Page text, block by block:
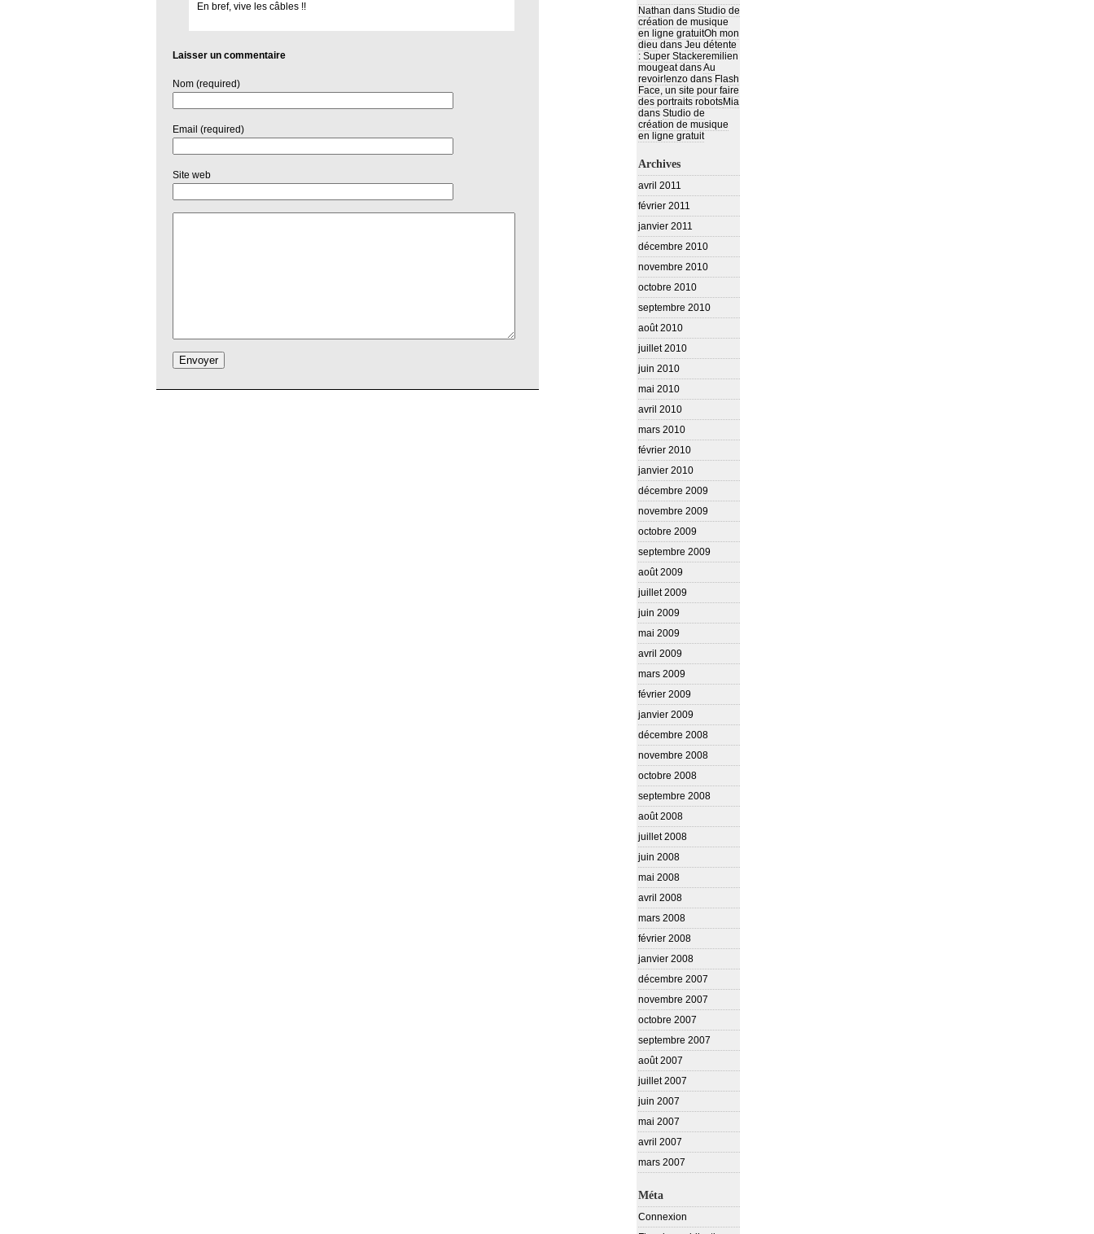
En bref, vive les câbles !!
Laisser un commentaire
Nom (required)
Email (required)
Site web
Nathan dans Studio de
création de musique
en ligne gratuitOh mon
dieu dans Jeu détente
: Super Stackeremilien
mougeatdansAu
revoir!enzo dans Flash
Face, un site pour faire
des portraits robotsMia
dans Studio de
création de musique
en ligne gratuit
Archives
avril 2011
février 2011
janvier 2011
décembre 2010
novembre 2010
octobre 2010
septembre 2010
août 2010
juillet 2010
juin 2010
mai 2010
avril 2010
mars 2010
février 2010
janvier 2010
décembre 2009
novembre 2009
octobre 2009
septembre 2009
août 2009
juillet 2009
juin 2009
mai 2009
avril 2009
mars 2009
février 2009
janvier 2009
décembre 2008
novembre 2008
octobre 2008
septembre 2008
août 2008
juillet 2008
juin 2008
mai 2008
avril 2008
mars 2008
février 2008
janvier 2008
décembre 2007
novembre 2007
octobre 2007
septembre 2007
août 2007
juillet 2007
juin 2007
mai 2007
avril 2007
mars 2007
Méta
Connexion